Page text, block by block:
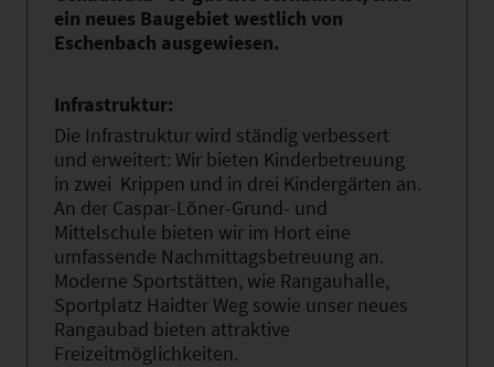
ein neues Baugebiet westlich von
Eschenbach ausgewiesen.
Infrastruktur:
Die Infrastruktur wird ständig verbessert
und erweitert: Wir bieten Kinderbetreuung
in zwei Krippen und in drei Kindergärten an.
An der Caspar-Löner-Grund- und
Mittelschule bieten wir im Hort eine
umfassende Nachmittagsbetreuung an.
Moderne Sportstätten, wie Rangauhalle,
Sportplatz Haidter Weg sowie unser neues
Rangaubad bieten attraktive
Freizeitmöglichkeiten.